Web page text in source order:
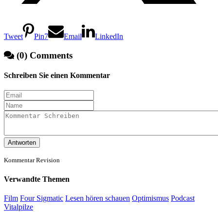
Tweet Pin7 Email LinkedIn
(0) Comments
Schreiben Sie einen Kommentar
Antworten
Kommentar Revision
Verwandte Themen
Film Four Sigmatic Lesen hören schauen Optimismus Podcast
Vitalpilze